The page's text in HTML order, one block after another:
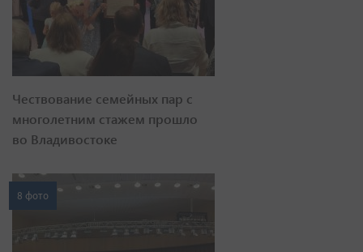
Чествование семейных пар с
многолетним стажем прошло
во Владивостоке
8 фото